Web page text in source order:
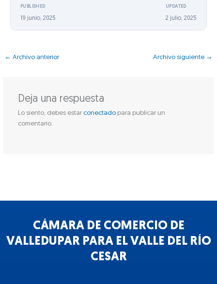
PUBLISHED
19 junio, 2025
UPDATED
2 julio, 2025
← Archivo anterior Archivo siguiente →
Deja una respuesta
Lo siento, debes estar conectadopara publicar un
comentario.
CÁMARA DE COMERCIO DE
VALLEDUPAR PARA EL VALLE DEL RÍO
CESAR